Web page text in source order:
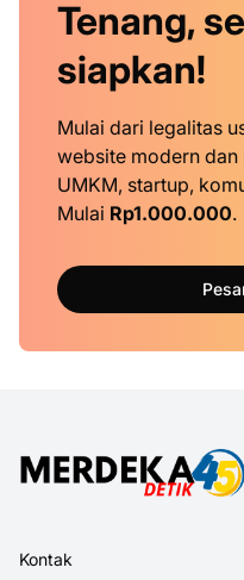
Tenang,
siapkan!
Mulai dari legalitas
website modern
UMKM, startup,
Mulai Rp1.000.000.
Kontak